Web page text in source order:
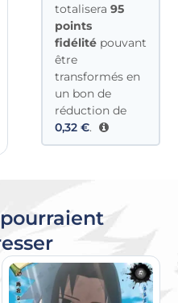
totalisera 95
points
fidélitépouvant
être
transformés en
un bon de
réduction de
0,32 €.